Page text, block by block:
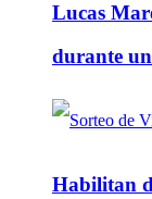
Lucas
durante
Habilitan